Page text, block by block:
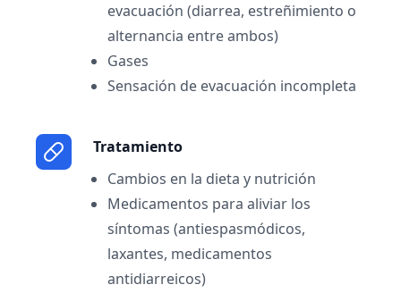
evacuación (diarrea, estreñimiento o
alternancia entre ambos)
Gases
Sensación de evacuación incompleta
Tratamiento
Cambios en la dieta y nutrición
Medicamentos para aliviar los
síntomas (antiespasmódicos,
laxantes, medicamentos
antidiarreicos)